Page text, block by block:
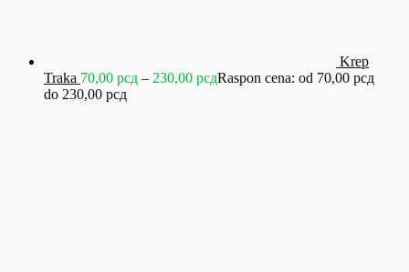
Krep
Traka 70,00 рсд – 230,00 рсдRaspon cena: od 70,00 рсд
do 230,00 рсд